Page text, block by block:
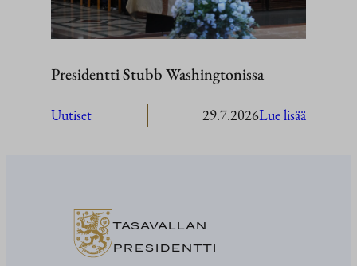
Presidentti Stubb Washingtonissa
Uutiset 29.7.2026Lue lisää
TASAVALLAN
PRESIDENTTI